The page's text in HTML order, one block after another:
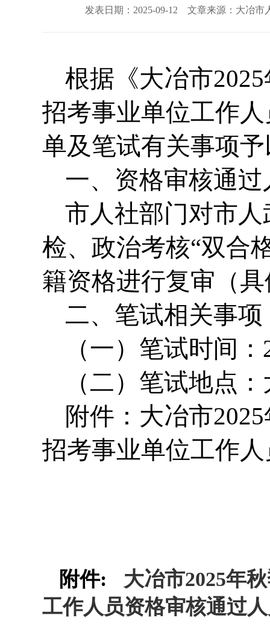
发表日期：2025-09-12 文章来源：大冶市
根据《大冶市
招考事业单位工作
单及笔试有关事项
一、资格审核通
市人社部门对市
检、政治考核“双合
籍资格进行复审（
二、笔试相关事项
（一）笔试时间
（二）笔试地点
附件：大冶市
招考事业单位工作
附件:
大冶市2025年
工作人员资格审核通过